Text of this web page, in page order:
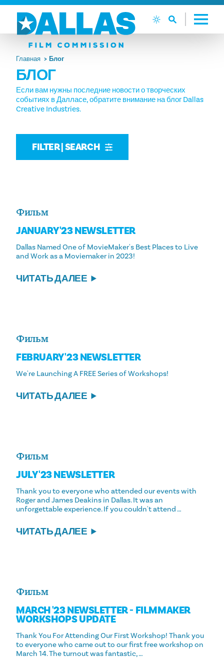
Перейти к содержанию
Главная Блог
БЛОГ
Если вам нужны последние новости о творческих
событиях в Далласе, обратите внимание на блог Dallas
Creative Industries.
FILTER | SEARCH
Фильм
JANUARY '23 NEWSLETTER
Dallas Named One of MovieMaker's Best Places to Live
and Work as a Moviemaker in 2023!
ЧИТАТЬ ДАЛЕЕ
Фильм
FEBRUARY '23 NEWSLETTER
We're Launching A FREE Series of Workshops!
ЧИТАТЬ ДАЛЕЕ
Фильм
JULY '23 NEWSLETTER
Thank you to everyone who attended our events with
Roger and James Deakins in Dallas. It was an
unforgettable experience. If you couldn't attend …
ЧИТАТЬ ДАЛЕЕ
Фильм
MARCH '23 NEWSLETTER - FILMMAKER
WORKSHOPS UPDATE
Thank You For Attending Our First Workshop! Thank you
to everyone who came out to our first free workshop on
March 14. The turnout was fantastic, …